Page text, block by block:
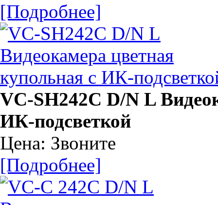
[Подробнее]
VC-SH242C D/N L
ИК-подсветкой
Цена: Звоните
[Подробнее]